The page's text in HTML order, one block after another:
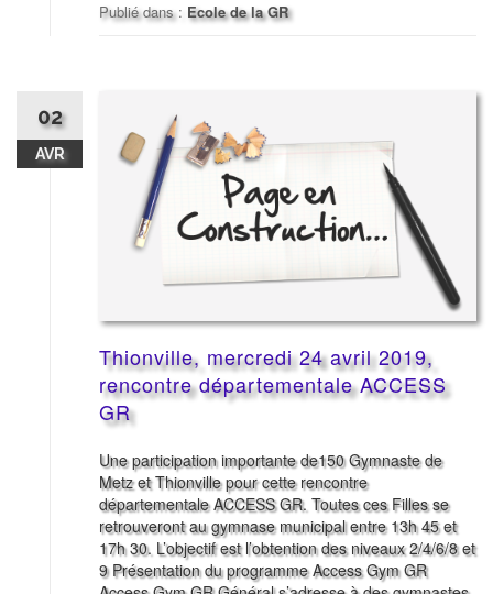
Publié dans : Ecole de la GR
02
AVR
Thionville, mercredi 24 avril 2019,
rencontre départementale ACCESS
GR
Une participation importante de150 Gymnaste de
Metz et Thionville pour cette rencontre
départementale ACCESS GR. Toutes ces Filles se
retrouveront au gymnase municipal entre 13h 45 et
17h 30. L’objectif est l’obtention des niveaux 2/4/6/8 et
9 Présentation du programme Access Gym GR